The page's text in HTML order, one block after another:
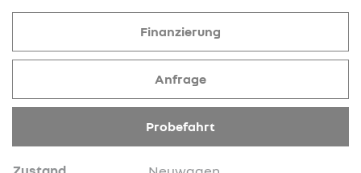
Finanzierung
Anfrage
Probefahrt